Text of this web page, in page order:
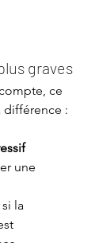
graves
ce
différence :
une
si la